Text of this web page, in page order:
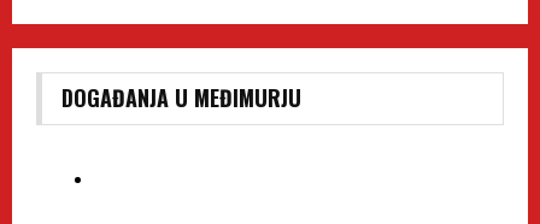
DOGAĐANJA U MEĐIMURJU